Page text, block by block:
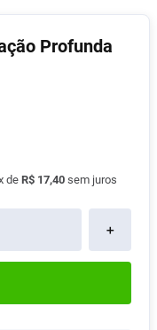
Profunda
deR$ 17,40 sem juros
＋